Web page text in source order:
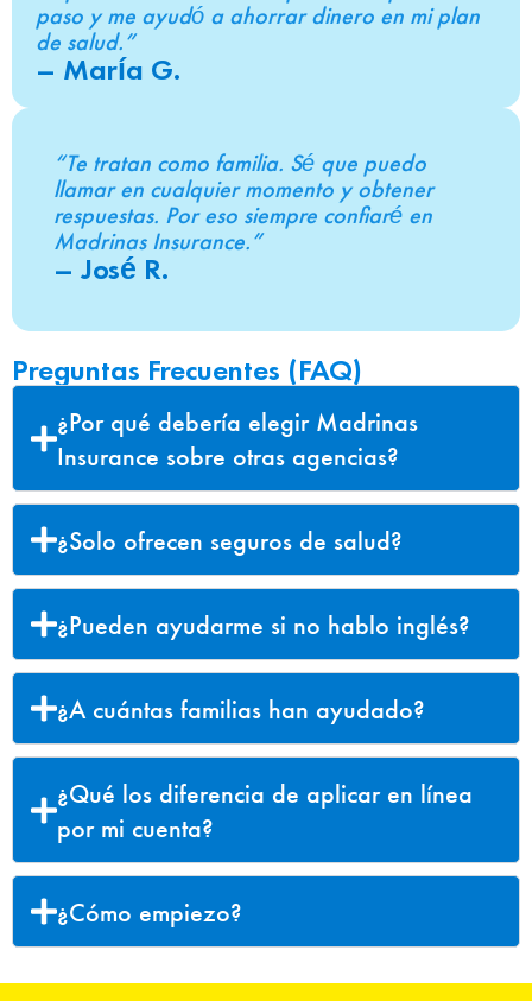
paso y me ayudó a ahorrar dinero en mi plan
de salud.”
– María G.
“Te tratan como familia. Sé que puedo
llamar en cualquier momento y obtener
respuestas. Por eso siempre confiaré en
Madrinas Insurance.”
– José R.
Preguntas Frecuentes (FAQ)
¿Por qué debería elegir Madrinas
Insurance sobre otras agencias?
¿Solo ofrecen seguros de salud?
¿Pueden ayudarme si no hablo inglés?
¿A cuántas familias han ayudado?
¿Qué los diferencia de aplicar en línea
por mi cuenta?
¿Cómo empiezo?